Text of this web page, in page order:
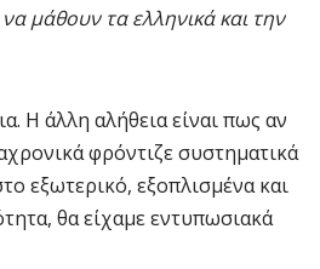
να μάθουν τα ελληνικά και την
Η άλλη αλήθεια είναι πως αν
φρόντιζε συστηματικά
εξωτερικό, εξοπλισμένα και
θα είχαμε εντυπωσιακά